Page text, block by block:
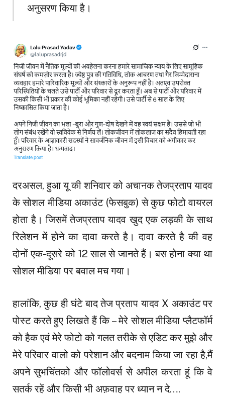
अनुसरण किया है।
दरअसल, हुआ यू की शनिवार को अचानक तेजप्रताप यादव
के सोशल मीडिया अकाउंट (फेसबुक) से कुछ फोटो वायरल
होता है। जिसमें तेजप्रताप यादव खुद एक लड़की के साथ
रिलेशन में होने का दावा करते है। दावा करते है की वह
दोनों एक-दूसरे को 12 साल से जानते हैं। बस होना क्या था
सोशल मीडिया पर बवाल मच गया।
हालांकि, कुछ ही घंटे बाद तेज प्रताप यादव X अकाउंट पर
पोस्ट करते हुए लिखते हैं कि – मेरे सोशल मीडिया प्लैटफॉर्म
को हैक एवं मेरे फोटो को गलत तरीके से एडिट कर मुझे और
मेरे परिवार वालो को परेशान और बदनाम किया जा रहा है,मैं
अपने सुभचिंतको और फॉलोवर्स से अपील करता हूं कि वे
सतर्क रहें और किसी भी अफ़वाह पर ध्यान न दे….